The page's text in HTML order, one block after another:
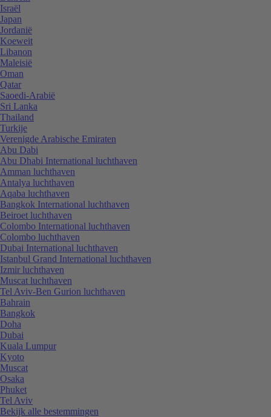
Israël
Japan
Jordanië
Koeweit
Libanon
Maleisië
Oman
Qatar
Saoedi-Arabië
Sri Lanka
Thailand
Turkije
Verenigde Arabische Emiraten
Abu Dabi
Abu Dhabi International luchthaven
Amman luchthaven
Antalya luchthaven
Aqaba luchthaven
Bangkok International luchthaven
Beiroet luchthaven
Colombo International luchthaven
Colombo luchthaven
Dubai International luchthaven
Istanbul Grand International luchthaven
Izmir luchthaven
Muscat luchthaven
Tel Aviv-Ben Gurion luchthaven
Bahrain
Bangkok
Doha
Dubai
Kuala Lumpur
Kyoto
Muscat
Osaka
Phuket
Tel Aviv
Bekijk alle bestemmingen